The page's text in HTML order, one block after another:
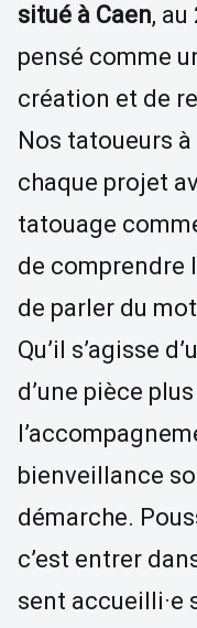
situé à Caen, au
pensé comme
création et de
Nos tatoueurs
chaque projet
tatouage
de comprendre
de parler du
Qu’il s’agisse
d’une pièce
bienveillance
démarche.
c’est entrer
sent accueilli·e